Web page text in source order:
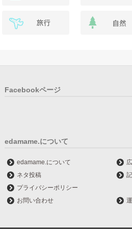
Facebookページ
edamame.について
edamame.について
ネタ投稿
プライバシーポリシー
お問い合わせ